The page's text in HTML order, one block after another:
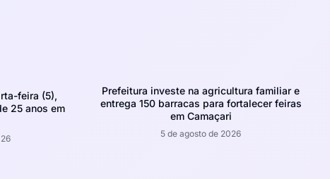
feira (5),
25 anos em
Prefeitura investe na agricultura familiar e
entrega 150 barracas para fortalecer feiras
em Camaçari
5 de agosto de 2026